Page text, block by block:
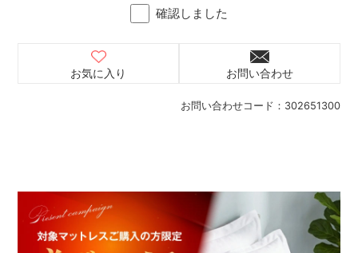
お問い合わせコード： 302651300
確認しました
お気に入り お問い合わせ